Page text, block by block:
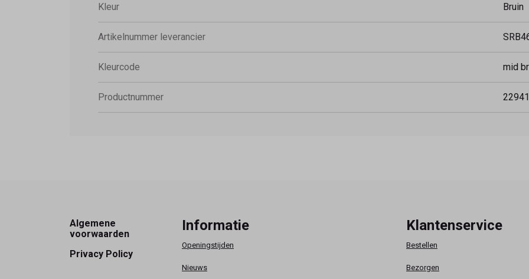
Kleur Bruin
Artikelnummer leverancier
Kleurcode mid
Productnummer 22941
Footer
Algemene
voorwaarden
Privacy Policy
Informatie
Openingstijden
Nieuws
Klantenservice
Bestellen
Bezorgen